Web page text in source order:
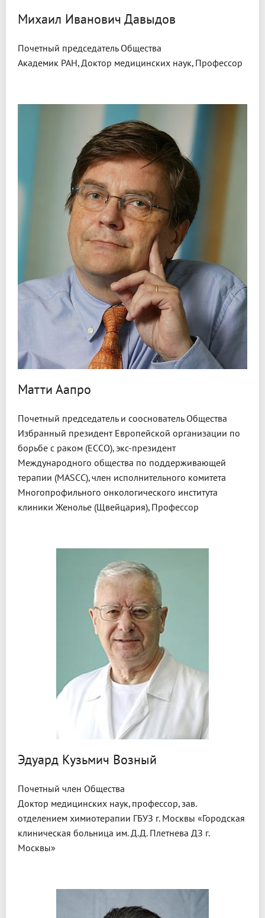
Михаил Иванович Давыдов
Почетный председатель Общества
Академик РАН, Доктор медицинских наук, Профессор
Матти Аапро
Почетный председатель и сооснователь Общества
Избранный президент Европейской организации по
борьбе с раком (ECCO), экс-президент
Международного общества по поддерживающей
терапии (MASCC), член исполнительного комитета
Многопрофильного онкологического института
клиники Женолье (Щвейцария), Профессор
Эдуард Кузьмич Возный
Почетный член Общества
Доктор медицинских наук, профессор, зав.
отделением химиотерапии ГБУЗ г. Москвы «Городская
клиническая больница им. Д.Д. Плетнева ДЗ г.
Москвы»